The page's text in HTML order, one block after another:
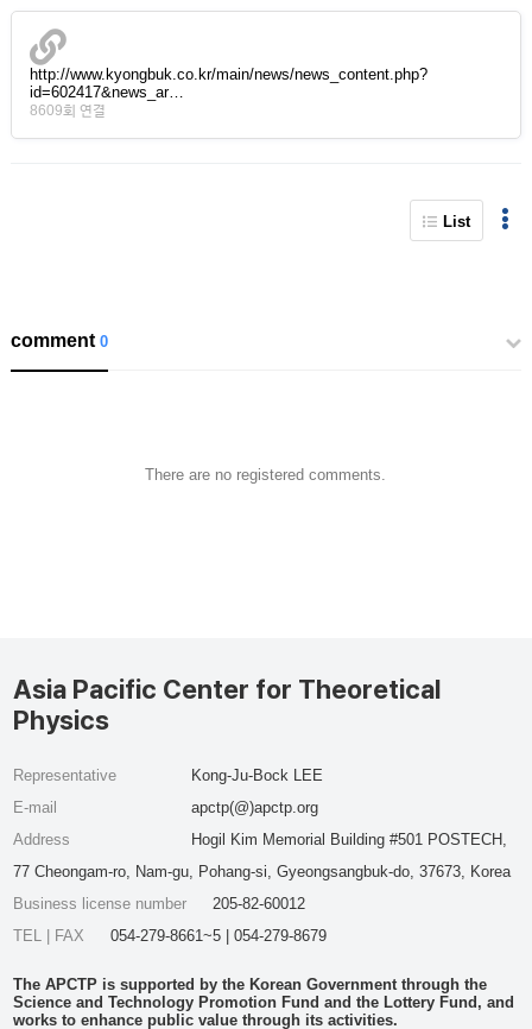
http://www.kyongbuk.co.kr/main/news/news_content.php?
id=602417&news_ar…
8609회 연결
List
comment0
There are no registered comments.
Asia Pacific Center for Theoretical
Physics
Representative
Kong-Ju-Bock LEE
E-mail
apctp(@)apctp.org
Address
Hogil Kim Memorial Building #501 POSTECH,
77 Cheongam-ro, Nam-gu, Pohang-si, Gyeongsangbuk-do, 37673, Korea
Business license number
205-82-60012
TEL | FAX
054-279-8661~5 | 054-279-8679
The APCTP is supported by the Korean Government through the
Science and Technology Promotion Fund and the Lottery Fund, and
works to enhance public value through its activities.